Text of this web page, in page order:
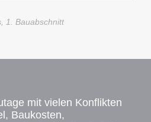
1. Bauabschnitt
mit vielen Konflikten
Baukosten,